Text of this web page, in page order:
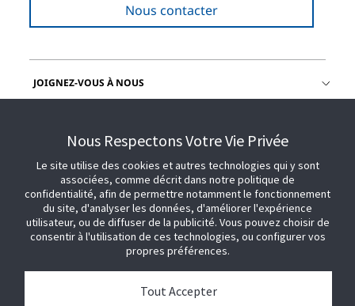
Nous contacter
JOIGNEZ-VOUS À NOUS
Nous Respectons Votre Vie Privée
Le site utilise des cookies et autres technologies qui y sont
associées, comme décrit dans notre politique de
confidentialité, afin de permettre notamment le fonctionnement
du site, d'analyser les données, d'améliorer l'expérience
utilisateur, ou de diffuser de la publicité. Vous pouvez choisir de
consentir à l'utilisation de ces technologies, ou configurer vos
propres préférences.
Tout Accepter